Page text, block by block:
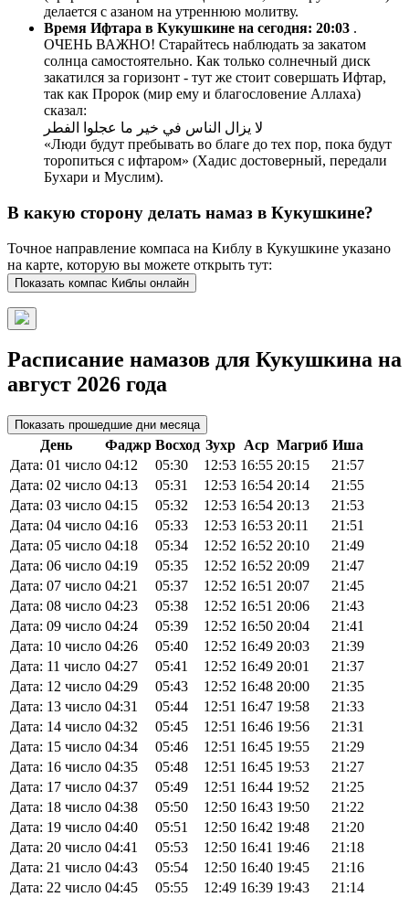
делается с азаном на утреннюю молитву.
Время Ифтара в Кукушкине на сегодня: 20:03 .
ОЧЕНЬ ВАЖНО! Старайтесь наблюдать за закатом
солнца самостоятельно. Как только солнечный диск
закатился за горизонт - тут же стоит совершать Ифтар,
так как Пророк (мир ему и благословение Аллаха)
сказал:
لا يزال الناس في خير ما عجلوا الفطر
«Люди будут пребывать во благе до тех пор, пока будут
торопиться с ифтаром» (Хадис достоверный, передали
Бухари и Муслим).
В какую сторону делать намаз в Кукушкине?
Точное направление компаса на Киблу в Кукушкине указано
на карте, которую вы можете открыть тут:
Показать компас Киблы онлайн
Расписание намазов для Кукушкина на
август 2026 года
Показать прошедшие дни месяца
День Фаджр Восход Зухр Аср Магриб Иша
Дата: 01 число 04:12 05:30 12:53 16:55 20:15
21:57
Дата: 02 число 04:13 05:31 12:53 16:54 20:14
21:55
Дата: 03 число 04:15 05:32 12:53 16:54 20:13
21:53
Дата: 04 число 04:16 05:33 12:53 16:53 20:11
21:51
Дата: 05 число 04:18 05:34 12:52 16:52 20:10
21:49
Дата: 06 число 04:19 05:35 12:52 16:52 20:09
21:47
Дата: 07 число 04:21 05:37 12:52 16:51 20:07
21:45
Дата: 08 число 04:23 05:38 12:52 16:51 20:06
21:43
Дата: 09 число 04:24 05:39 12:52 16:50 20:04
21:41
Дата: 10 число 04:26 05:40 12:52 16:49 20:03
21:39
Дата: 11 число 04:27 05:41 12:52 16:49 20:01
21:37
Дата: 12 число 04:29 05:43 12:52 16:48 20:00
21:35
Дата: 13 число 04:31 05:44 12:51 16:47 19:58
21:33
Дата: 14 число 04:32 05:45 12:51 16:46 19:56
21:31
Дата: 15 число 04:34 05:46 12:51 16:45 19:55
21:29
Дата: 16 число 04:35 05:48 12:51 16:45 19:53
21:27
Дата: 17 число 04:37 05:49 12:51 16:44 19:52
21:25
Дата: 18 число 04:38 05:50 12:50 16:43 19:50
21:22
Дата: 19 число 04:40 05:51 12:50 16:42 19:48
21:20
Дата: 20 число 04:41 05:53 12:50 16:41 19:46
21:18
Дата: 21 число 04:43 05:54 12:50 16:40 19:45
21:16
Дата: 22 число 04:45 05:55 12:49 16:39 19:43
21:14